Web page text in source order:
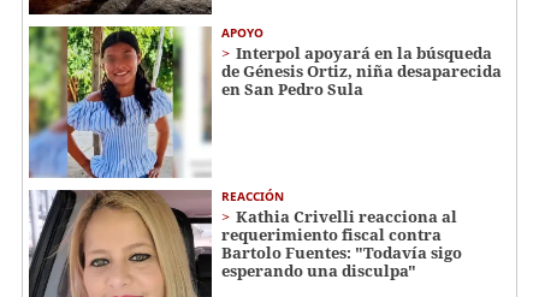
APOYO
Interpol apoyará en la búsqueda
de Génesis Ortiz, niña desaparecida
en San Pedro Sula
REACCIÓN
Kathia Crivelli reacciona al
requerimiento fiscal contra
Bartolo Fuentes: "Todavía sigo
esperando una disculpa"